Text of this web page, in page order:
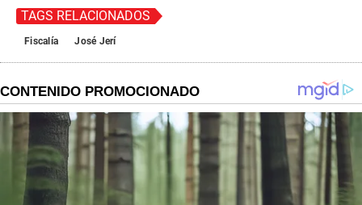
TAGS RELACIONADOS
Fiscalía José Jerí